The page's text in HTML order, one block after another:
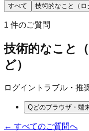
すべて 技術的なこと（ロ
1 件のご質問
技術的なこと
ど）
ログイントラブル・推
Qどのブラウザ・端
← すべてのご質問へ